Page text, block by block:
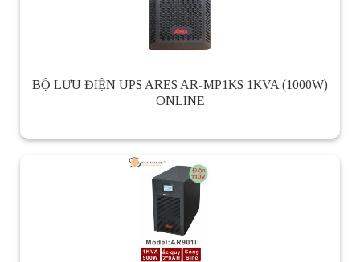
BỘ LƯU ĐIỆN UPS ARES AR-MP1KS 1KVA (1000W)
ONLINE